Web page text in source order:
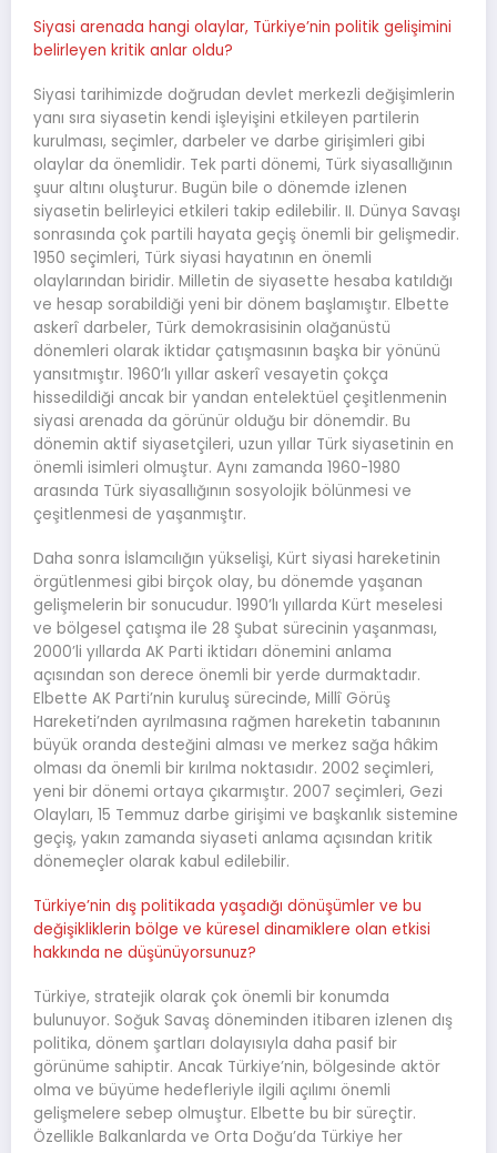
Siyasi arenada hangi olaylar, Türkiye’nin politik gelişimini
belirleyen kritik anlar oldu?
Siyasi tarihimizde doğrudan devlet merkezli değişimlerin
yanı sıra siyasetin kendi işleyişini etkileyen partilerin
kurulması, seçimler, darbeler ve darbe girişimleri gibi
olaylar da önemlidir. Tek parti dönemi, Türk siyasallığının
şuur altını oluşturur. Bugün bile o dönemde izlenen
siyasetin belirleyici etkileri takip edilebilir. II. Dünya Savaşı
sonrasında çok partili hayata geçiş önemli bir gelişmedir.
1950 seçimleri, Türk siyasi hayatının en önemli
olaylarından biridir. Milletin de siyasette hesaba katıldığı
ve hesap sorabildiği yeni bir dönem başlamıştır. Elbette
askerî darbeler, Türk demokrasisinin olağanüstü
dönemleri olarak iktidar çatışmasının başka bir yönünü
yansıtmıştır. 1960’lı yıllar askerî vesayetin çokça
hissedildiği ancak bir yandan entelektüel çeşitlenmenin
siyasi arenada da görünür olduğu bir dönemdir. Bu
dönemin aktif siyasetçileri, uzun yıllar Türk siyasetinin en
önemli isimleri olmuştur. Aynı zamanda 1960-1980
arasında Türk siyasallığının sosyolojik bölünmesi ve
çeşitlenmesi de yaşanmıştır.
Daha sonra İslamcılığın yükselişi, Kürt siyasi hareketinin
örgütlenmesi gibi birçok olay, bu dönemde yaşanan
gelişmelerin bir sonucudur. 1990’lı yıllarda Kürt meselesi
ve bölgesel çatışma ile 28 Şubat sürecinin yaşanması,
2000’li yıllarda AK Parti iktidarı dönemini anlama
açısından son derece önemli bir yerde durmaktadır.
Elbette AK Parti’nin kuruluş sürecinde, Millî Görüş
Hareketi’nden ayrılmasına rağmen hareketin tabanının
büyük oranda desteğini alması ve merkez sağa hâkim
olması da önemli bir kırılma noktasıdır. 2002 seçimleri,
yeni bir dönemi ortaya çıkarmıştır. 2007 seçimleri, Gezi
Olayları, 15 Temmuz darbe girişimi ve başkanlık sistemine
geçiş, yakın zamanda siyaseti anlama açısından kritik
dönemeçler olarak kabul edilebilir.
Türkiye’nin dış politikada yaşadığı dönüşümler ve bu
değişikliklerin bölge ve küresel dinamiklere olan etkisi
hakkında ne düşünüyorsunuz?
Türkiye, stratejik olarak çok önemli bir konumda
bulunuyor. Soğuk Savaş döneminden itibaren izlenen dış
politika, dönem şartları dolayısıyla daha pasif bir
görünüme sahiptir. Ancak Türkiye’nin, bölgesinde aktör
olma ve büyüme hedefleriyle ilgili açılımı önemli
gelişmelere sebep olmuştur. Elbette bu bir süreçtir.
Özellikle Balkanlarda ve Orta Doğu’da Türkiye her